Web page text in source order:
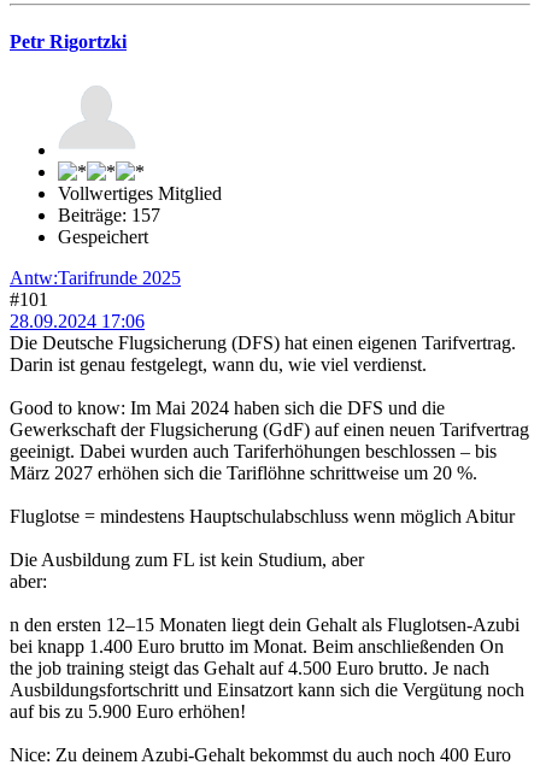
Petr Rigortzki
Vollwertiges Mitglied
Beiträge: 157
Gespeichert
Antw:Tarifrunde 2025
#101
28.09.2024 17:06
Die Deutsche Flugsicherung (DFS) hat einen eigenen Tarifvertrag.
Darin ist genau festgelegt, wann du, wie viel verdienst.
Good to know: Im Mai 2024 haben sich die DFS und die
Gewerkschaft der Flugsicherung (GdF) auf einen neuen Tarifvertrag
geeinigt. Dabei wurden auch Tariferhöhungen beschlossen – bis
März 2027 erhöhen sich die Tariflöhne schrittweise um 20 %.
Fluglotse = mindestens Hauptschulabschluss wenn möglich Abitur
Die Ausbildung zum FL ist kein Studium, aber
aber:
n den ersten 12–15 Monaten liegt dein Gehalt als Fluglotsen-Azubi
bei knapp 1.400 Euro brutto im Monat. Beim anschließenden On
the job training steigt das Gehalt auf 4.500 Euro brutto. Je nach
Ausbildungsfortschritt und Einsatzort kann sich die Vergütung noch
auf bis zu 5.900 Euro erhöhen!
Nice: Zu deinem Azubi-Gehalt bekommst du auch noch 400 Euro